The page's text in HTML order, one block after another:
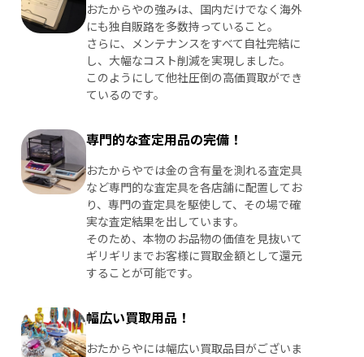
おたからやの強みは、国内だけでなく海外
にも独自販路を多数持っていること。
さらに、メンテナンスをすべて自社完結に
し、大幅なコスト削減を実現しました。
このようにして他社圧倒の高価買取ができ
ているのです。
専門的な査定用品の完備！
おたからやでは金の含有量を測れる査定具
など専門的な査定具を各店舗に配置してお
り、専門の査定具を駆使して、その場で確
実な査定結果を出しています。
そのため、本物のお品物の価値を見抜いて
ギリギリまでお客様に買取金額として還元
することが可能です。
幅広い買取用品！
おたからやには幅広い買取品目がございま